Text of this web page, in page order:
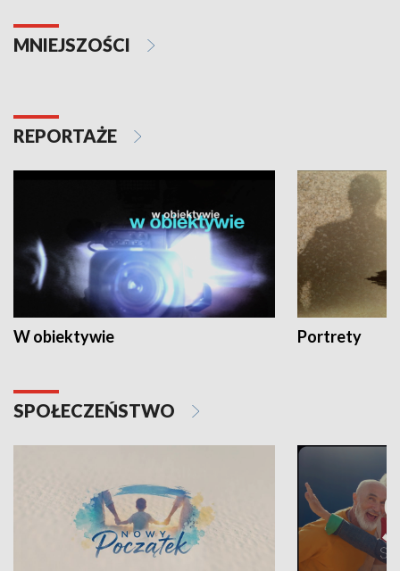
MNIEJSZOŚCI
REPORTAŻE
W obiektywie Portrety
SPOŁECZEŃSTWO